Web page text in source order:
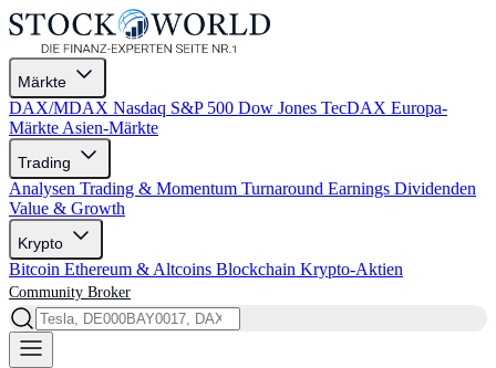
Märkte
DAX/MDAX Nasdaq S&P 500 Dow Jones TecDAX Europa-
Märkte Asien-Märkte
Trading
Analysen Trading & Momentum Turnaround Earnings Dividenden
Value & Growth
Krypto
Bitcoin Ethereum & Altcoins Blockchain Krypto-Aktien
Community Broker